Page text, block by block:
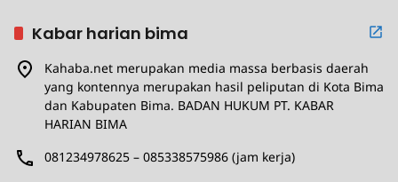
Kabar harian bima
Kahaba.net merupakan media massa berbasis daerah
yang kontennya merupakan hasil peliputan di Kota Bima
dan Kabupaten Bima. BADAN HUKUM PT. KABAR
HARIAN BIMA
081234978625 – 085338575986 (jam kerja)